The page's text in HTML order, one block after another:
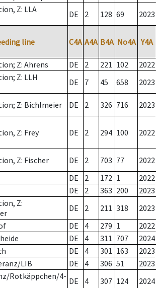
Z: LLA
DE 2 128 69 2023
line C4A A4A B4A No4A Y4A
Z: Ahrens DE 2 221 102 2022
Z: LLH
DE 7 45 658 2023
Z: Bichlmeier DE 2 326 716 2023
Z: Frey DE 2 294 100 2022
Z: Fischer DE 2 703 77 2022
DE 2 172 1 2022
DE 2 363 200 2023
Z:
DE 2 211 318 2023
DE 4 279 1 2022
DE 4 311 707 2024
DE 4 301 163 2023
LIB DE 4 306 51 2023
Rotkäppchen/4- DE 4 307 124 2024